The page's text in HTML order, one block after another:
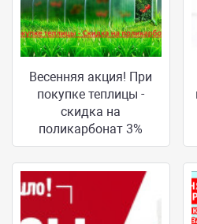
Весенняя акция! При
покупке теплицы -
скидка на
поликарбонат 3%